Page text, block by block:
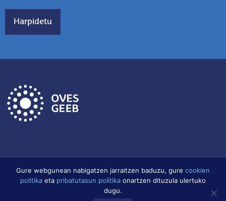
Datu babes politika Cookien Politika
Gure webgunean nabigatzen jarraitzen baduzu, gure cookien
politika eta pribatutasun politika onartzen dituzula ulertuko
dugu.